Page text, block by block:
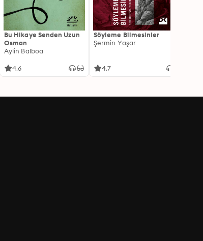
Bu Hikaye Senden Uzun
Osman
Aylin Balboa
4.6
Söyleme Bilmesinler
Şermin Yaşar
4.7